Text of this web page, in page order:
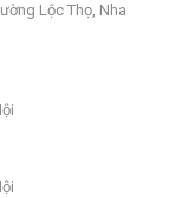
Lộc Thọ, Nha